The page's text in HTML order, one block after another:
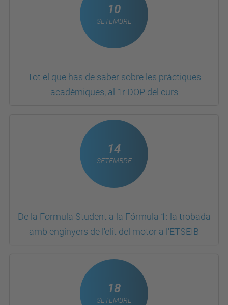
10
SETEMBRE
Tot el que has de saber sobre les pràctiques
acadèmiques, al 1r DOP del curs
14
SETEMBRE
De la Formula Student a la Fórmula 1: la trobada
amb enginyers de l'elit del motor a l'ETSEIB
18
SETEMBRE